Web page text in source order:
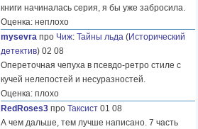
книги начиналась серия, я бы уже забросила.
Оценка: неплохо
mysevra про Чиж: Тайны льда (Исторический
детектив) 02 08
Опереточная чепуха в псевдо-ретро стиле с
кучей нелепостей и несуразностей.
Оценка: плохо
RedRoses3 про Таксист 01 08
А чем дальше, тем лучше написано. 7 часть